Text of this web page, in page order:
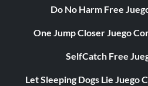
Do No Harm Free
One Jump Closer Juego
SelfCatch Free
Let Sleeping Dogs Lie Juego